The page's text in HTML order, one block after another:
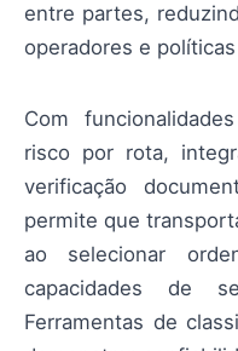
entre partes,
operadores e
Com
risco por rota,
verificação
permite que
ao selecionar
capacidades de
Ferramentas de